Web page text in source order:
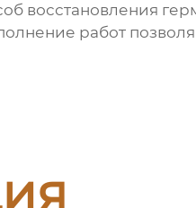
восстановления
работ